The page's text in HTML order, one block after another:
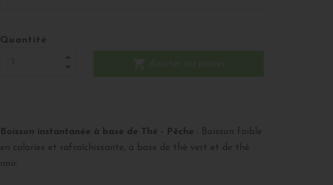
Quantité
Boisson instantanée à base de Thé - Pêche : Boisson faible
en calories et rafraîchissante, à base de thé vert et de thé
noir.